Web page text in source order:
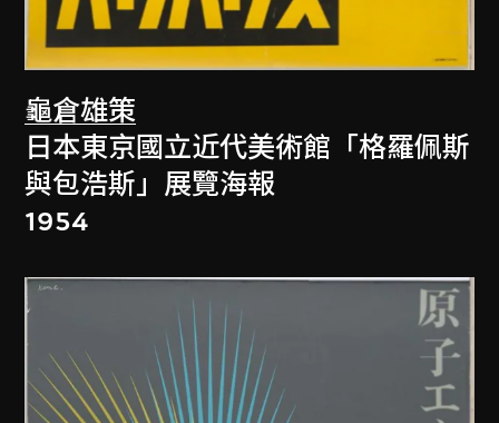
龜倉雄策
日本東京國立近代美術館「格羅佩斯
與包浩斯」展覽海報
1954